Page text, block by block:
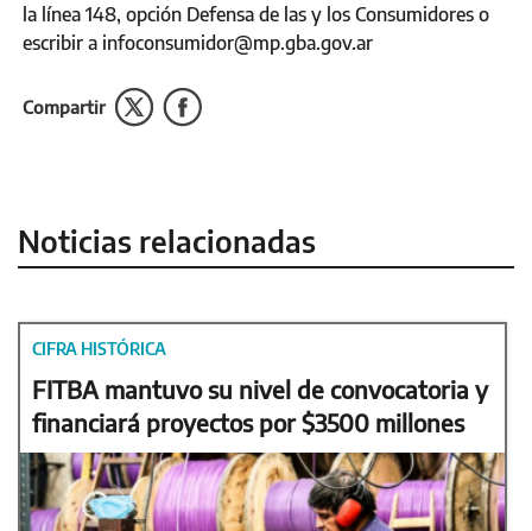
la línea 148, opción Defensa de las y los Consumidores o
escribir a infoconsumidor@mp.gba.gov.ar
Compartir
Noticias relacionadas
CIFRA HISTÓRICA
FITBA mantuvo su nivel de convocatoria y
financiará proyectos por $3500 millones